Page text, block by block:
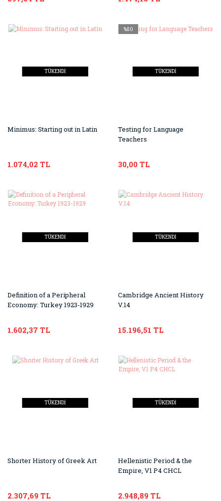
TÜKENDİ
Minimus: Starting out in Latin
1.074,02 TL
%50
TÜKENDİ
Testing for Language
Teachers
30,00 TL
TÜKENDİ
Definition of a Peripheral
Economy: Turkey 1923-1929
1.602,37 TL
TÜKENDİ
Cambridge Ancient History
V.14
15.196,51 TL
TÜKENDİ
Shorter History of Greek Art
2.307,69 TL
TÜKENDİ
Hellenistic Period & the
Empire, V1 P4 CHCL
2.948,89 TL